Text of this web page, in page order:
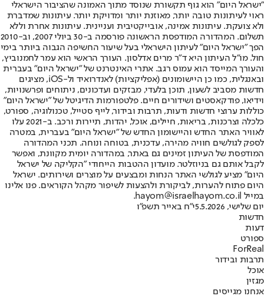
"ישראל היום" הוא גוף תקשורת שנוסד מתוך האמונה שהציבור הישראלי
ראוי לעיתונות טובה יותר, מאוזנת יותר ומדויקת יותר. עיתונות שמדברת
ולא צועקת. עיתונות אמינה, אובייקטיבית ועניינית. עיתונות אחרת וללא
תשלום. המהדורה המודפסת הראשונה פורסמה ב-30 ביולי 2007, וב-2010
הפך "ישראל היום" לעיתון הישראלי בעל שיעור החשיפה הגבוה ביותר בימי
חול. מו"ל העיתון היא ד"ר מרים אדלסון. העורך הראשי הוא עמר לחמנוביץ,
והעורך המייסד הוא עמוס רגב. אתרי האינטרנט של "ישראל היום" בעברית
ובאנגלית, כמו כן היישומונים (אפליקציות) לאנדרואיד ול-iOS, מציגים
חדשות מסביב לשעון, תוכן בלעדי, מבזקים ועדכונים, ניתוחים ופרשנויות,
וידיאו, פודקאסטים ושידורים חיים. פלטפורמות הדיגיטל של "ישראל היום"
כוללות ערוצי חדשות ודעות, תרבות ובידור, לייף סטייל, טכנולוגיה, ספורט,
כלכלה וצרכנות, בריאות, חיילים, אוכל, יהדות, תיירות ורכב. ב-2021 עלו
לאוויר האתר החדש והיישומון החדש של "ישראל היום" בעברית, במטרה
לספק לגולשים חוויה מהירה, עדכנית, בטוחה ונוחה. תכני המהדורה
המודפסת של העיתון זמינים גם באתר, במהדורה יומית מקוונת, ואפשר
לקבל אותם גם בניוזלטר. מועדון ההטבות הייחודי "הקליקה של ישראל
היום" מציע לגולשי האתר הנחות ומבצעים על מוצרים ושירותים. ישראל
היום פתוח להערות, לביקורת ולהצעות לשיפור מקהל הקוראים. פנו אלינו
במייל hayom@israelhayom.co.il.
יום שלישי, 5.5.2026
י"ח באייר תשפ"ו
חדשות
דעות
ספורט
ForReal
תרבות ובידור
אוכל
מגזין
אנחנו מגייסים